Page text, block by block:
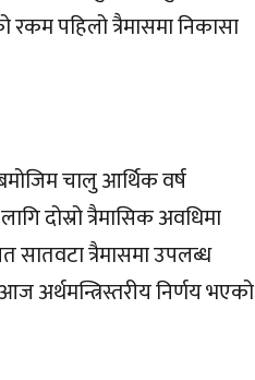
रकम पहिलो त्रैमासमा निकासा
चालु आर्थिक वर्ष
दोस्रो त्रैमासिक अवधिमा
सातवटा त्रैमासमा उपलब्ध
अर्थमन्त्रिस्तरीय निर्णय भएको